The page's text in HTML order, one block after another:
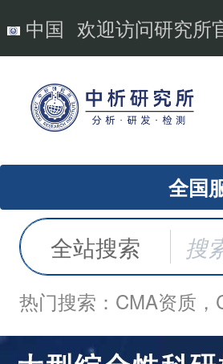
中国 欢迎访问研究所
全国
全站搜索
热门搜索：CMA资质